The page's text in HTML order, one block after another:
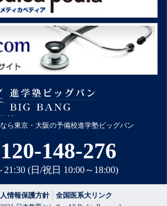
Medica pedia
塾ビッグバン BIG
BANG
ら東京・大阪の予備校進学塾ビッグバン
148-276
21:30 (日/祝日 10:00～18:00)
情報保護方針 全国医系大リンク